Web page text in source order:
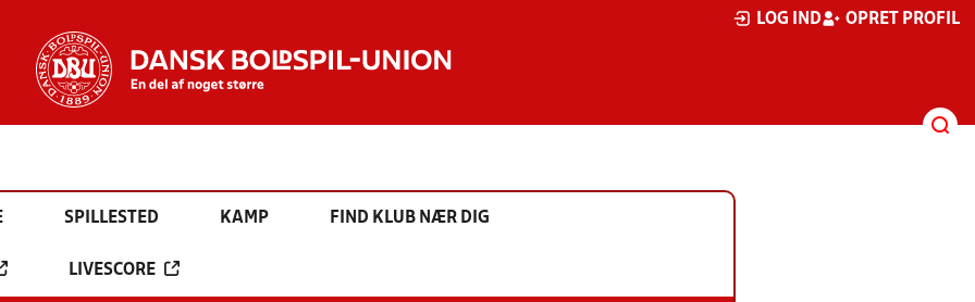
LOG IND OPRET PROFIL
SPILLESTED KAMP FIND KLUB NÆR DIG
LIVESCORE